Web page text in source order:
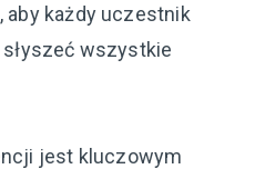
aby każdy uczestnik
słyszeć wszystkie
jest kluczowym